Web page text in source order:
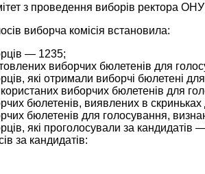
з проведення виборів ректора
виборча комісія встановила:
— 1235;
виборчих бюлетенів для
які отримали виборчі бюлетені
виборчих бюлетенів для
бюлетенів, виявлених в
бюлетенів для голосування,
які проголосували за кандидатів
за кандидатів: